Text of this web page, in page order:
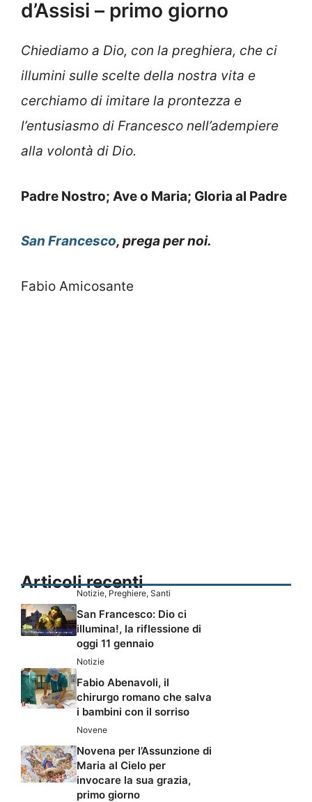
d’Assisi – primo giorno
Chiediamo a Dio, con la preghiera, che ci
illumini sulle scelte della nostra vita e
cerchiamo di imitare la prontezza e
l’entusiasmo di Francesco nell’adempiere
alla volontà di Dio.
Padre Nostro; Ave o Maria; Gloria al Padre
San Francesco, prega per noi.
Fabio Amicosante
Articoli recenti
Notizie, Preghiere, Santi
San Francesco: Dio ci
illumina!, la riflessione di
oggi 11 gennaio
Notizie
Fabio Abenavoli, il
chirurgo romano che salva
i bambini con il sorriso
Novene
Novena per l’Assunzione di
Maria al Cielo per
invocare la sua grazia,
primo giorno